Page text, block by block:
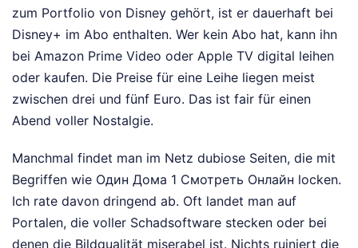
zum Portfolio von Disney gehört, ist er dauerhaft bei
Disney+ im Abo enthalten. Wer kein Abo hat, kann ihn
bei Amazon Prime Video oder Apple TV digital leihen
oder kaufen. Die Preise für eine Leihe liegen meist
zwischen drei und fünf Euro. Das ist fair für einen
Abend voller Nostalgie.
Manchmal findet man im Netz dubiose Seiten, die mit
Begriffen wie Один Дома 1 Смотреть Онлайн locken.
Ich rate davon dringend ab. Oft landet man auf
Portalen, die voller Schadsoftware stecken oder bei
denen die Bildqualität miserabel ist. Nichts ruiniert die